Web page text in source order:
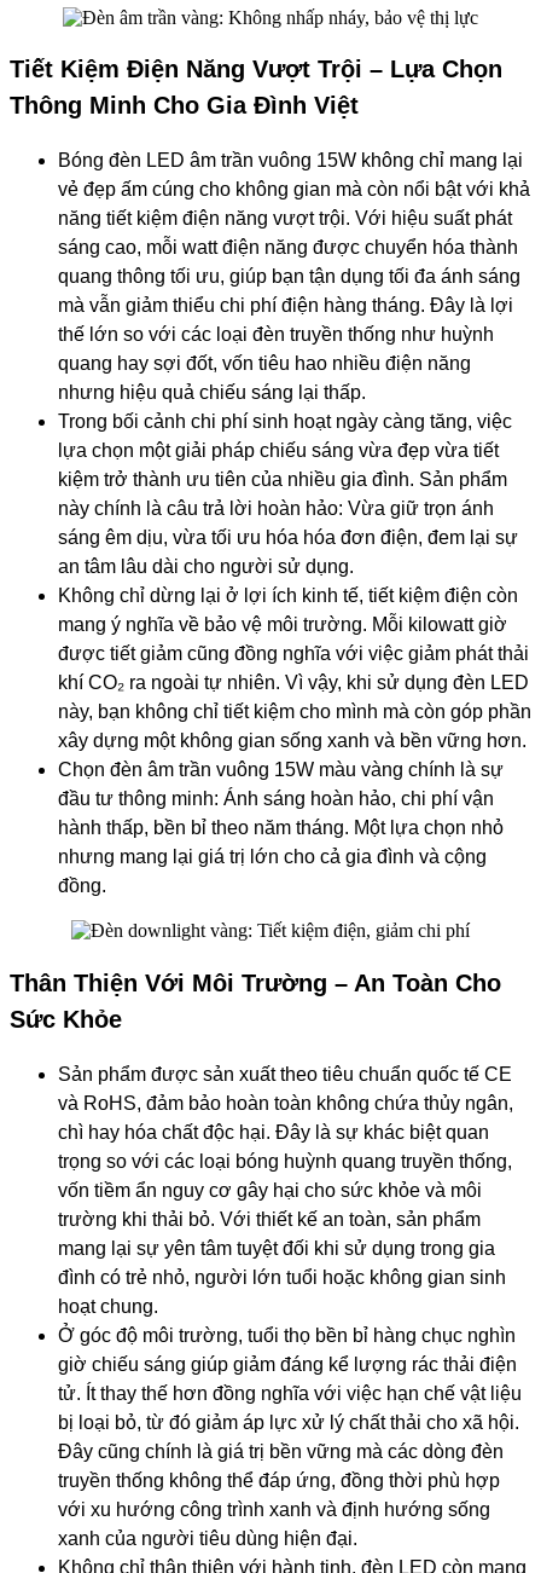
Tiết Kiệm Điện Năng Vượt Trội – Lựa Chọn
Thông Minh Cho Gia Đình Việt
Bóng đèn LED âm trần vuông 15W không chỉ mang lại
vẻ đẹp ấm cúng cho không gian mà còn nổi bật với khả
năng tiết kiệm điện năng vượt trội. Với hiệu suất phát
sáng cao, mỗi watt điện năng được chuyển hóa thành
quang thông tối ưu, giúp bạn tận dụng tối đa ánh sáng
mà vẫn giảm thiểu chi phí điện hàng tháng. Đây là lợi
thế lớn so với các loại đèn truyền thống như huỳnh
quang hay sợi đốt, vốn tiêu hao nhiều điện năng
nhưng hiệu quả chiếu sáng lại thấp.
Trong bối cảnh chi phí sinh hoạt ngày càng tăng, việc
lựa chọn một giải pháp chiếu sáng vừa đẹp vừa tiết
kiệm trở thành ưu tiên của nhiều gia đình. Sản phẩm
này chính là câu trả lời hoàn hảo: Vừa giữ trọn ánh
sáng êm dịu, vừa tối ưu hóa hóa đơn điện, đem lại sự
an tâm lâu dài cho người sử dụng.
Không chỉ dừng lại ở lợi ích kinh tế, tiết kiệm điện còn
mang ý nghĩa về bảo vệ môi trường. Mỗi kilowatt giờ
được tiết giảm cũng đồng nghĩa với việc giảm phát thải
khí CO₂ ra ngoài tự nhiên. Vì vậy, khi sử dụng đèn LED
này, bạn không chỉ tiết kiệm cho mình mà còn góp phần
xây dựng một không gian sống xanh và bền vững hơn.
Chọn đèn âm trần vuông 15W màu vàng chính là sự
đầu tư thông minh: Ánh sáng hoàn hảo, chi phí vận
hành thấp, bền bỉ theo năm tháng. Một lựa chọn nhỏ
nhưng mang lại giá trị lớn cho cả gia đình và cộng
đồng.
Thân Thiện Với Môi Trường – An Toàn Cho
Sức Khỏe
Sản phẩm được sản xuất theo tiêu chuẩn quốc tế CE
và RoHS, đảm bảo hoàn toàn không chứa thủy ngân,
chì hay hóa chất độc hại. Đây là sự khác biệt quan
trọng so với các loại bóng huỳnh quang truyền thống,
vốn tiềm ẩn nguy cơ gây hại cho sức khỏe và môi
trường khi thải bỏ. Với thiết kế an toàn, sản phẩm
mang lại sự yên tâm tuyệt đối khi sử dụng trong gia
đình có trẻ nhỏ, người lớn tuổi hoặc không gian sinh
hoạt chung.
Ở góc độ môi trường, tuổi thọ bền bỉ hàng chục nghìn
giờ chiếu sáng giúp giảm đáng kể lượng rác thải điện
tử. Ít thay thế hơn đồng nghĩa với việc hạn chế vật liệu
bị loại bỏ, từ đó giảm áp lực xử lý chất thải cho xã hội.
Đây cũng chính là giá trị bền vững mà các dòng đèn
truyền thống không thể đáp ứng, đồng thời phù hợp
với xu hướng công trình xanh và định hướng sống
xanh của người tiêu dùng hiện đại.
Không chỉ thân thiện với hành tinh, đèn LED còn mang